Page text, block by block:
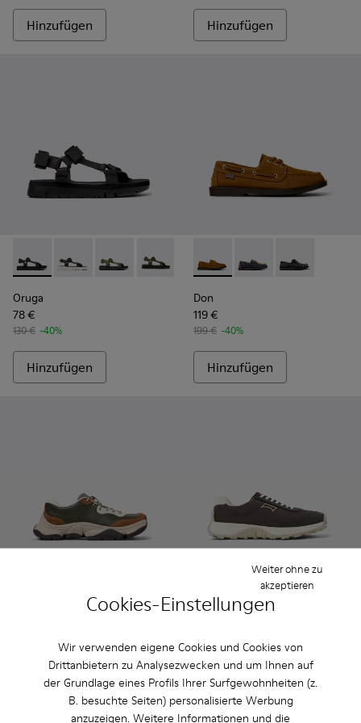
Cookies-Einstellungen
Wir verwenden eigene Cookies und Cookies von
Drittanbietern zu Analysezwecken und um Ihnen auf
der Grundlage eines Profils Ihrer Surfgewohnheiten (z.
B. besuchte Seiten) personalisierte Werbung
anzuzeigen. Weitere Informationen und die
Weiter ohne zu
akzeptieren
Hinzufügen Hinzufügen
Oruga - K100416-011 - Schwarze Ledersandale für Herren
Oruga - K100416-023
Oruga - K100416-022
Oruga - K100416-016
Oruga - K100416-005
Oruga
78 €
130 € -40%
Hinzufügen
Don - K101013-005 -
Don - K101013-006
Don -
Don
119 €
199 € -40%
Hinzufügen
Karst 2 - K101068-003 - Mehrfarbiger Herrensneaker aus
Karst 2 - K101068-016
Karst 2 - K101068-015
Karst 2 - K101068-011
Karst 2 - K101068-008
Karst 2 - K101068-005
Karst 2 -
-40%
Hinzufügen
Drift Trail - K100864-035 -
Drift Trail -
Drift Trail
119 €
170 € -30%
Hinzufügen